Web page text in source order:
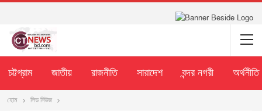
চট্টগ্রাম জাতীয় রাজনীতি সারাদেশ বন্দর নগরী অর্থনীতি
হোম লিড নিউজ